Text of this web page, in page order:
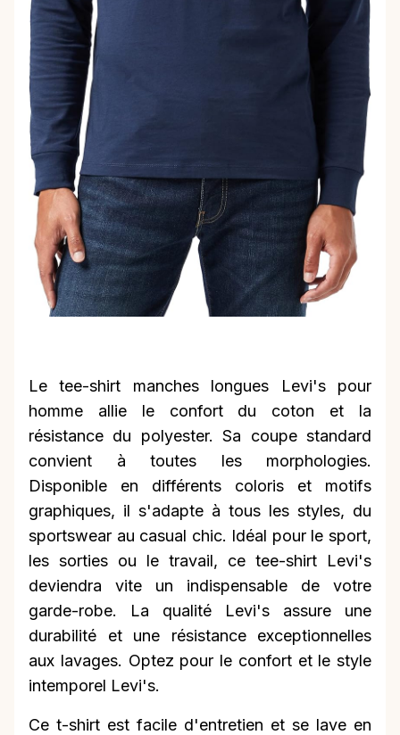
Le tee-shirt manches longues Levi's pour
homme allie le confort du coton et la
résistance du polyester. Sa coupe standard
convient à toutes les morphologies.
Disponible en différents coloris et motifs
graphiques, il s'adapte à tous les styles, du
sportswear au casual chic. Idéal pour le sport,
les sorties ou le travail, ce tee-shirt Levi's
deviendra vite un indispensable de votre
garde-robe. La qualité Levi's assure une
durabilité et une résistance exceptionnelles
aux lavages. Optez pour le confort et le style
intemporel Levi's.
Ce t-shirt est facile d'entretien et se lave en